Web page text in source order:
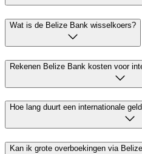
Wat is de Belize Bank wisselkoers?
Rekenen Belize Bank kosten voor
Hoe lang duurt een internationale
Kan ik grote overboekingen via